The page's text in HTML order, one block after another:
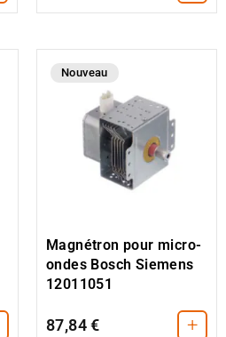
Nouveau
Magnétron pour micro-
ondes Bosch Siemens
12011051
87,84 € +